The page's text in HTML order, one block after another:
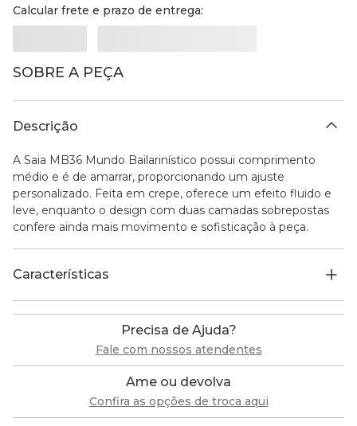
Calcular frete e prazo de entrega:
SOBRE A PEÇA
Descrição
A Saia MB36 Mundo Bailarinístico possui comprimento
médio e é de amarrar, proporcionando um ajuste
personalizado. Feita em crepe, oferece um efeito fluido e
leve, enquanto o design com duas camadas sobrepostas
confere ainda mais movimento e sofisticação à peça.
Características
Precisa de Ajuda?
Fale com nossos atendentes
Ame ou devolva
Confira as opções de troca aqui